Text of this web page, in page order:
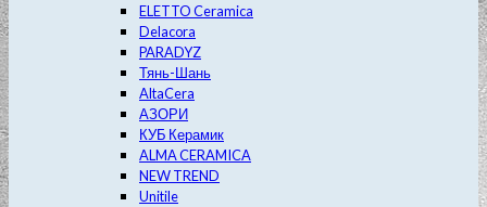
ELETTO Ceramica
Delacora
PARADYZ
Тянь-Шань
AltaCera
АЗОРИ
КУБ Керамик
ALMA CERAMICA
NEW TREND
Unitile